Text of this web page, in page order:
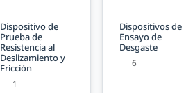
Dispositivo de
Prueba de
Resistencia al
Deslizamiento y
Fricción
1
Dispositivos de
Ensayo de
Desgaste
6